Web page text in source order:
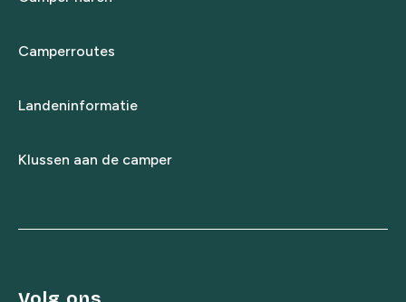
Camperroutes
Landeninformatie
Klussen aan de camper